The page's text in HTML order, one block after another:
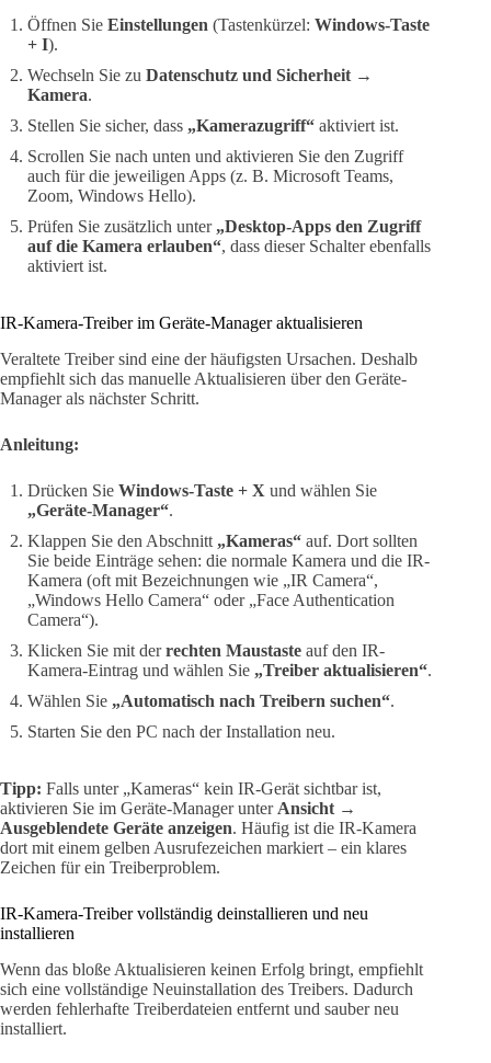
Öffnen Sie Einstellungen (Tastenkürzel: Windows-Taste
+ I).
Wechseln Sie zu Datenschutz und Sicherheit →
Kamera.
Stellen Sie sicher, dass „Kamerazugriff“ aktiviert ist.
Scrollen Sie nach unten und aktivieren Sie den Zugriff
auch für die jeweiligen Apps (z. B. Microsoft Teams,
Zoom, Windows Hello).
Prüfen Sie zusätzlich unter „Desktop-Apps den Zugriff
auf die Kamera erlauben“, dass dieser Schalter ebenfalls
aktiviert ist.
IR-Kamera-Treiber im Geräte-Manager aktualisieren
Veraltete Treiber sind eine der häufigsten Ursachen. Deshalb
empfiehlt sich das manuelle Aktualisieren über den Geräte-
Manager als nächster Schritt.
Anleitung:
Drücken Sie Windows-Taste + X und wählen Sie
„Geräte-Manager“.
Klappen Sie den Abschnitt „Kameras“ auf. Dort sollten
Sie beide Einträge sehen: die normale Kamera und die IR-
Kamera (oft mit Bezeichnungen wie „IR Camera“,
„Windows Hello Camera“ oder „Face Authentication
Camera“).
Klicken Sie mit derrechten Maustaste auf den IR-
Kamera-Eintrag und wählen Sie „Treiber aktualisieren“.
Wählen Sie „Automatisch nach Treibern suchen“.
Starten Sie den PC nach der Installation neu.
Tipp: Falls unter „Kameras“ kein IR-Gerät sichtbar ist,
aktivieren Sie im Geräte-Manager unter Ansicht →
Ausgeblendete Geräte anzeigen. Häufig ist die IR-Kamera
dort mit einem gelben Ausrufezeichen markiert – ein klares
Zeichen für ein Treiberproblem.
IR-Kamera-Treiber vollständig deinstallieren und neu
installieren
Wenn das bloße Aktualisieren keinen Erfolg bringt, empfiehlt
sich eine vollständige Neuinstallation des Treibers. Dadurch
werden fehlerhafte Treiberdateien entfernt und sauber neu
installiert.